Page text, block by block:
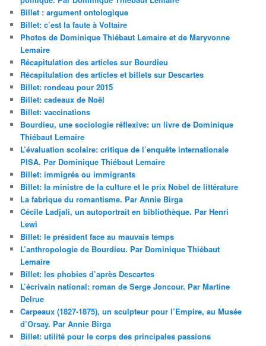
Billet : argument ontologique
Billet: c’est la faute à Voltaire
Photos de Dominique Thiébaut Lemaire et de Maryvonne
Lemaire
Récapitulation des articles sur Bourdieu
Récapitulation des articles et billets sur Descartes
Billet: rondeau pour 2015
Billet: cadeaux de Noël
Billet: vaccinations
Bourdieu, une sociologie réflexive: un livre de Dominique
Thiébaut Lemaire
L’évaluation scolaire: critique de l’enquête internationale
PISA. Par Dominique Thiébaut Lemaire
Billet: immigrés ou immigrants
Billet: la ministre de la culture et le prix Nobel de littérature
La fabrique du romantisme. Par Annie Birga
Cécile Ladjali, un autoportrait en bibliothèque. Par Henri
Lewi
Billet: le président face au mauvais temps
L’anthropologie de Bourdieu. Par Dominique Thiébaut
Lemaire
Billet: les phobies d’après Descartes
L’écrivain national: roman de Serge Joncour. Par Martine
Delrue
Carpeaux (1827-1875), un sculpteur pour l’Empire, au Musée
d’Orsay. Par Annie Birga
Billet: utilité pour le corps des principales passions